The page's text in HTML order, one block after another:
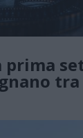
prima